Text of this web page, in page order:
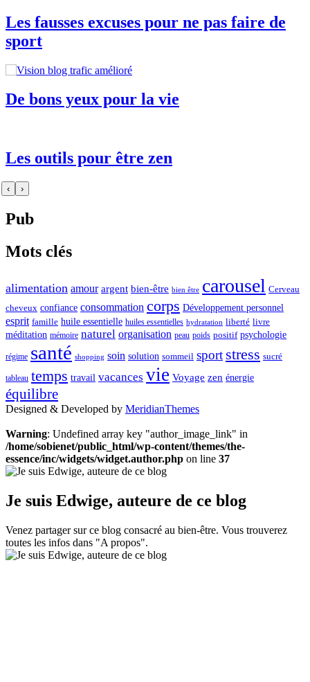
Les fausses excuses pour ne pas faire de
sport
De bons yeux pour la vie
Les outils pour être zen
‹ ›
Pub
Mots clés
alimentation amour argent bien-être bien être carousel Cerveau
cheveux confiance consommation corps Développement personnel
esprit famille huile essentielle huiles essentielles hydratation liberté livre
méditation mémoire naturel organisation peau poids positif psychologie
régime santé shopping soin solution sommeil sport stress sucré
tableau temps travail vacances vie Voyage zen énergie
équilibre
Designed & Developed by MeridianThemes
Warning: Undefined array key "author_image_link" in
/home/sobienet/public_html/wp-content/themes/the-
essence/inc/widgets/widget.author.php on line 37
Je suis Edwige, auteure de ce blog
Venez partager sur ce blog consacré au bien-être. Vous trouverez
toutes les infos dans "A propos".